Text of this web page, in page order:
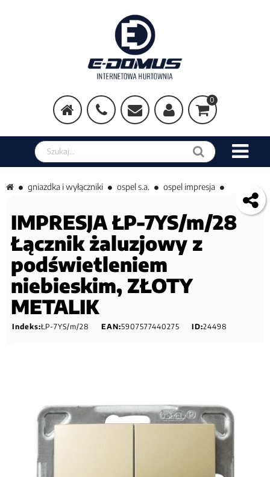
0
Szukaj w sklepie
gniazdka i wyłączniki ospel s.a. ospel impresja
IMPRESJA ŁP-7YS/m/28
Łącznik żaluzjowy z
podświetleniem
niebieskim, ZŁOTY
METALIK
Indeks:ŁP-7YS/m/28 EAN:5907577440275 ID:24498